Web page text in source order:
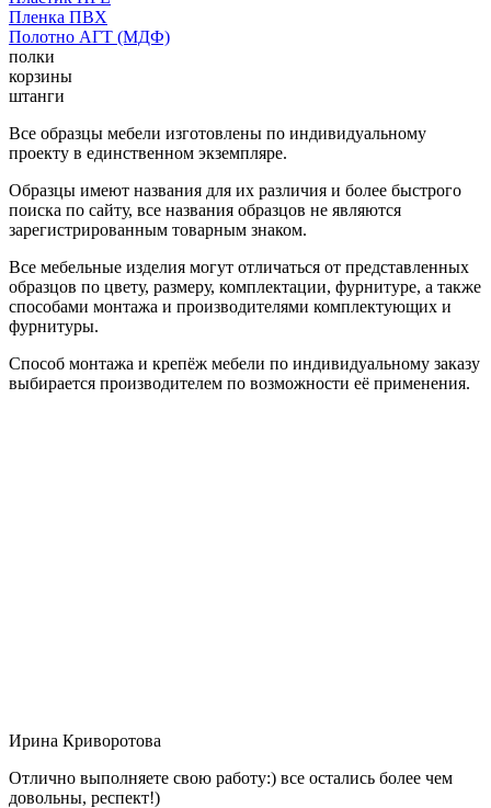
Пленка ПВХ
Полотно АГТ (МДФ)
полки
корзины
штанги
Все образцы мебели изготовлены по индивидуальному
проекту в единственном экземпляре.
Образцы имеют названия для их различия и более быстрого
поиска по сайту, все названия образцов не являются
зарегистрированным товарным знаком.
Все мебельные изделия могут отличаться от представленных
образцов по цвету, размеру, комплектации, фурнитуре, а также
способами монтажа и производителями комплектующих и
фурнитуры.
Способ монтажа и крепёж мебели по индивидуальному заказу
выбирается производителем по возможности её применения.
Ирина Криворотова
Отлично выполняете свою работу:) все остались более чем
довольны, респект!)